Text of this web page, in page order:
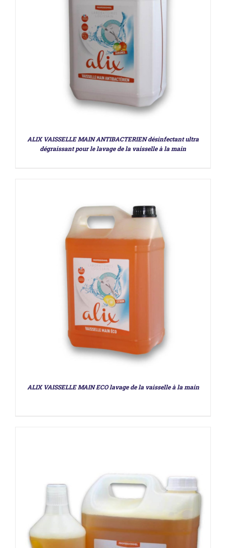
ALIX VAISSELLE MAIN ANTIBACTERIEN désinfectant ultra
dégraissant pour le lavage de la vaisselle à la main
DÉTAILS
ALIX VAISSELLE MAIN ECO lavage de la vaisselle à la main
DÉTAILS